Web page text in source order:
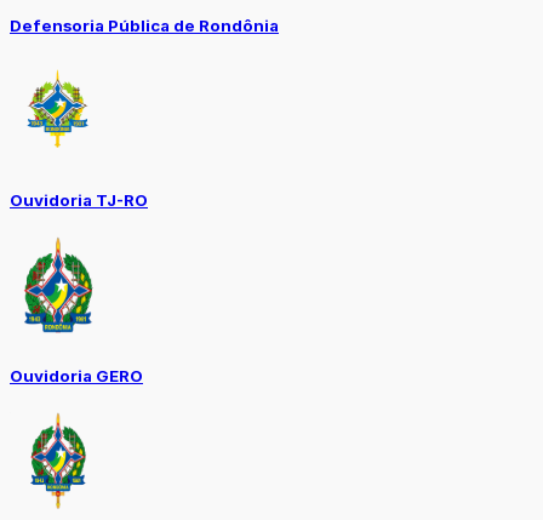
Defensoria Pública de Rondônia
Ouvidoria TJ-RO
Ouvidoria GERO